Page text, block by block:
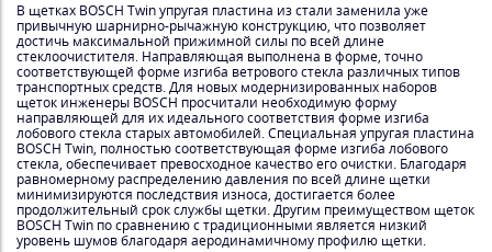
В щетках BOSCH Twin упругая пластина из стали заменила уже
привычную шарнирно-рычажную конструкцию, что позволяет
достичь максимальной прижимной силы по всей длине
стеклоочистителя. Направляющая выполнена в форме, точно
соответствующей форме изгиба ветрового стекла различных типов
транспортных средств. Для новых модернизированных наборов
щеток инженеры BOSCH просчитали необходимую форму
направляющей для их идеального соответствия форме изгиба
лобового стекла старых автомобилей. Специальная упругая пластина
BOSCH Twin, полностью соответствующая форме изгиба лобового
стекла, обеспечивает превосходное качество его очистки. Благодаря
равномерному распределению давления по всей длине щетки
минимизируются последствия износа, достигается более
продолжительный срок службы щетки. Другим преимуществом щеток
BOSCH Twin по сравнению с традиционными является низкий
уровень шумов благодаря аеродинамичному профилю щетки.